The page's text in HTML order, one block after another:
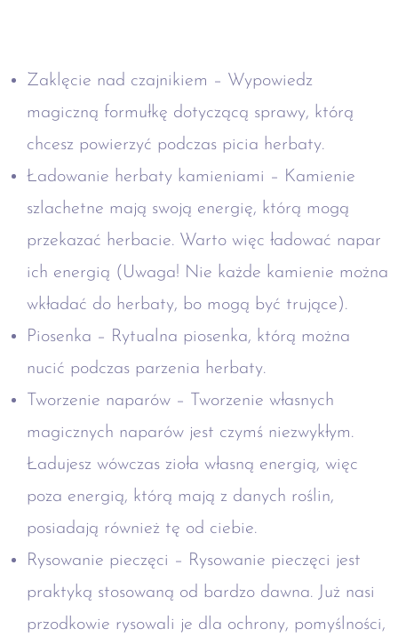
Zaklęcie nad czajnikiem – Wypowiedz
magiczną formułkę dotyczącą sprawy, którą
chcesz powierzyć podczas picia herbaty.
Ładowanie herbaty kamieniami – Kamienie
szlachetne mają swoją energię, którą mogą
przekazać herbacie. Warto więc ładować napar
ich energią (Uwaga! Nie każde kamienie można
wkładać do herbaty, bo mogą być trujące).
Piosenka – Rytualna piosenka, którą można
nucić podczas parzenia herbaty.
Tworzenie naparów – Tworzenie własnych
magicznych naparów jest czymś niezwykłym.
Ładujesz wówczas zioła własną energią, więc
poza energią, którą mają z danych roślin,
posiadają również tę od ciebie.
Rysowanie pieczęci – Rysowanie pieczęci jest
praktyką stosowaną od bardzo dawna. Już nasi
przodkowie rysowali je dla ochrony, pomyślności,